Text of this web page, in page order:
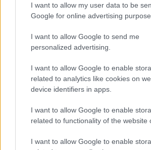
I want to allow my user data to be
Google for online advertising
I want to allow Google to send me
personalized advertising.
I want to allow Google to enable
related to analytics like cookies on
device identifiers in apps.
I want to allow Google to enable
related to functionality of the website
I want to allow Google to enable
Augusztus első hétvégéjén (augusztus 1-
megtelik élettel, sporttal és élményekkel!
Ilyen még nem volt: most a gyerkőcök
Kertben!
Helyi hírek
Beindult az őszibarackszezon,
- csaknem 17 millió tonnával - messze a